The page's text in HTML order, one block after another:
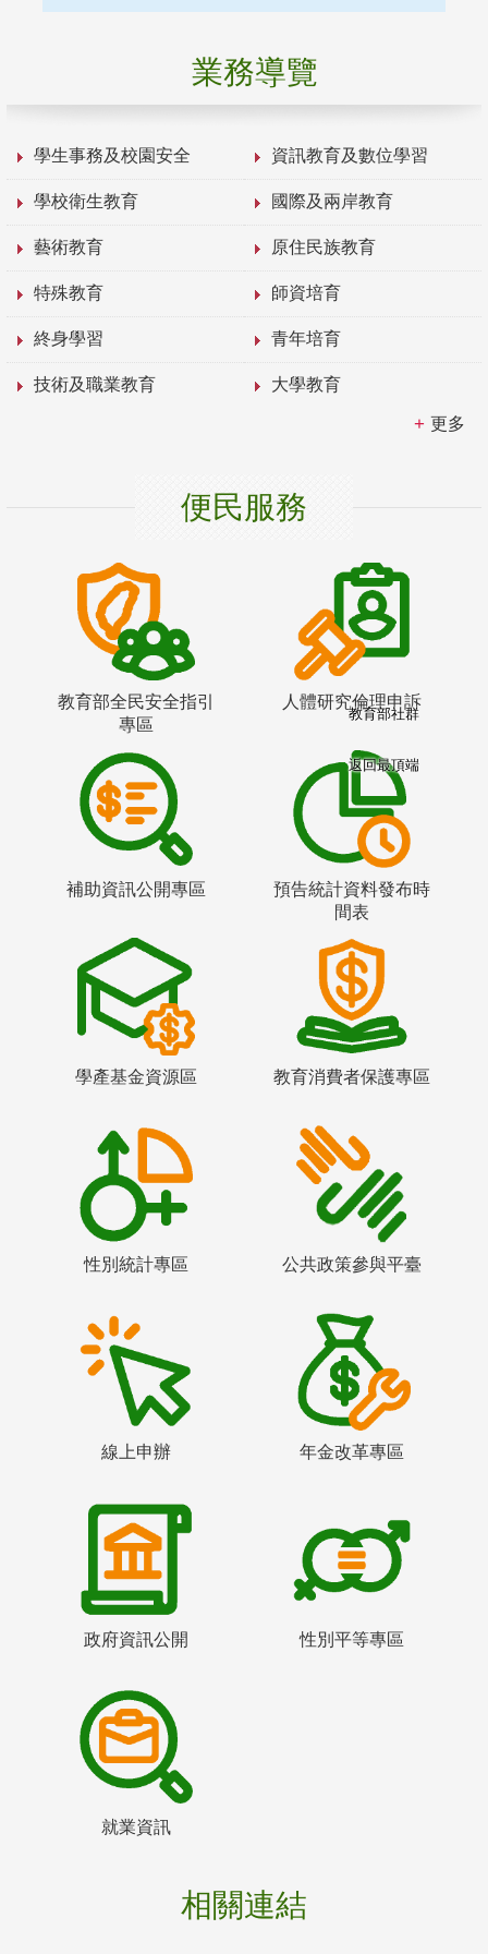
業務導覽
學生事務及校園安全 資訊教育及數位學習
學校衛生教育 國際及兩岸教育
藝術教育 原住民族教育
特殊教育 師資培育
終身學習 青年培育
技術及職業教育 大學教育
更多
便民服務
教育部全民安全指引
專區
人體研究倫理申訴
補助資訊公開專區
預告統計資料發布時
間表
學產基金資源區 教育消費者保護專區
性別統計專區 公共政策參與平臺
線上申辦 年金改革專區
政府資訊公開 性別平等專區
就業資訊
相關連結
教育部社群
返回最頂端